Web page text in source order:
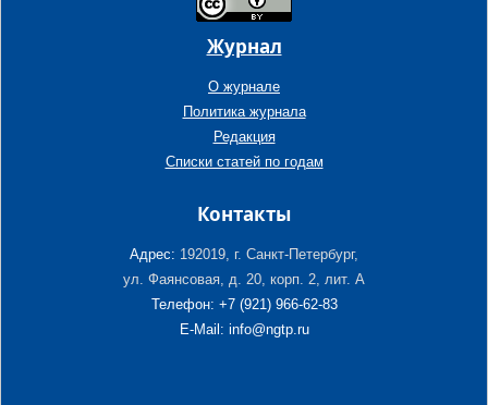
Журнал
О журнале
Политика журнала
Редакция
Списки статей по годам
Контакты
Адрес: 192019, г. Санкт-Петербург,
ул. Фаянсовая, д. 20, корп. 2, лит. А
Телефон: +7 (921) 966-62-83
E-Mail: info@ngtp.ru